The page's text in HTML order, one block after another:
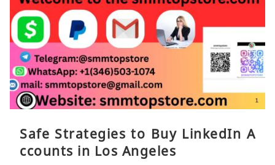
Safe Strategies to Buy LinkedIn A
ccounts in Los Angeles